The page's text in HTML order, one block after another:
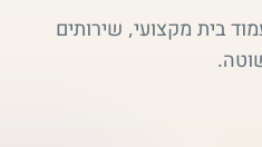
בית מקצועי, שירותים